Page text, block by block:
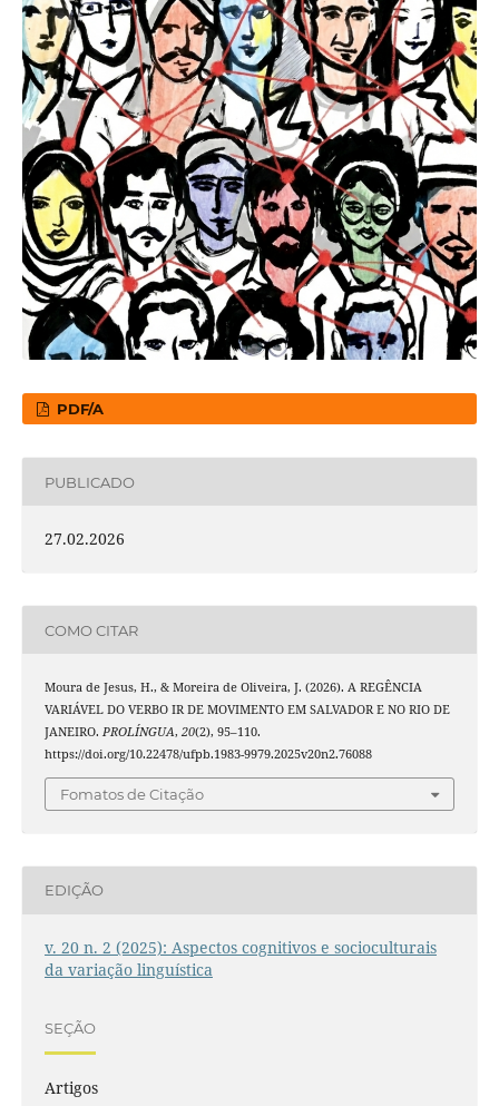
PDF/A
PUBLICADO
27.02.2026
COMO CITAR
Moura de Jesus, H., & Moreira de Oliveira, J. (2026). A REGÊNCIA
VARIÁVEL DO VERBO IR DE MOVIMENTO EM SALVADOR E NO RIO DE
JANEIRO. PROLÍNGUA, 20(2), 95–110.
https://doi.org/10.22478/ufpb.1983-9979.2025v20n2.76088
Fomatos de Citação
EDIÇÃO
v. 20 n. 2 (2025): Aspectos cognitivos e socioculturais
da variação linguística
SEÇÃO
Artigos